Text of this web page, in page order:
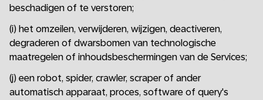
beschadigen of te verstoren;
(i) het omzeilen, verwijderen, wijzigen, deactiveren,
degraderen of dwarsbomen van technologische
maatregelen of inhoudsbeschermingen van de Services;
(j) een robot, spider, crawler, scraper of ander
automatisch apparaat, proces, software of query's